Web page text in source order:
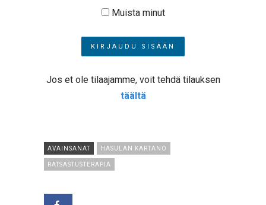
Muista minut
Jos et ole tilaajamme, voit tehdä tilauksen
täältä
AVAINSANAT HASULAN KARTANO
RATSASTUSTERAPIA